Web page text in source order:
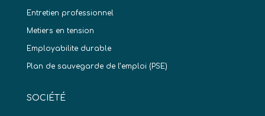
Entretien professionnel
Metiers en tension
Employabilite durable
Plan de sauvegarde de l’emploi (PSE)
SOCIÉTÉ